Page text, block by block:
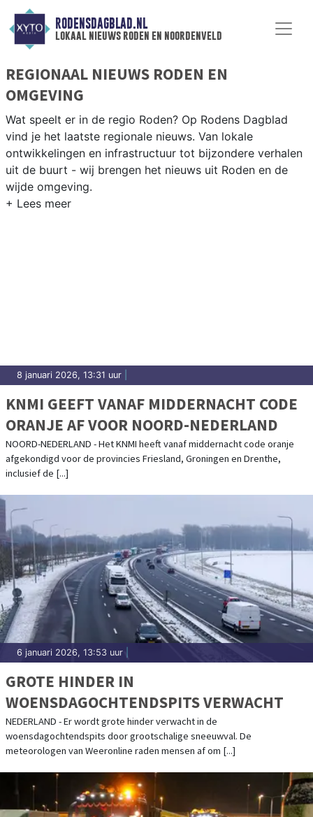
RODENSDAGBLAD.NL
lokaal nieuws roden en noordenveld
REGIONAAL NIEUWS RODEN EN
OMGEVING
Wat speelt er in de regio Roden? Op Rodens Dagblad
vind je het laatste regionale nieuws. Van lokale
ontwikkelingen en infrastructuur tot bijzondere verhalen
uit de buurt - wij brengen het nieuws uit Roden en de
wijde omgeving.
8 januari 2026, 13:31 uur
KNMI GEEFT VANAF MIDDERNACHT CODE
ORANJE AF VOOR NOORD-NEDERLAND
NOORD-NEDERLAND - Het KNMI heeft vanaf middernacht code oranje
afgekondigd voor de provincies Friesland, Groningen en Drenthe,
inclusief de [...]
6 januari 2026, 13:53 uur
GROTE HINDER IN
WOENSDAGOCHTENDSPITS VERWACHT
NEDERLAND - Er wordt grote hinder verwacht in de
woensdagochtendspits door grootschalige sneeuwval. De
meteorologen van Weeronline raden mensen af om [...]